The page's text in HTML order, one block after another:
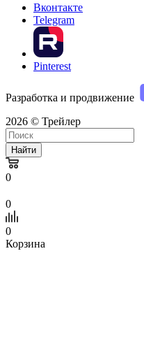
Вконтакте
Telegram
Pinterest
Разработка и продвижение
2026 © Трейлер
Найти
0
0
0
Корзина